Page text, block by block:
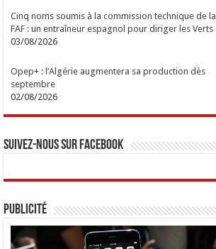
Cinq noms soumis à la commission technique de la
FAF : un entraîneur espagnol pour diriger les Verts
03/08/2026
Opep+ : l’Algérie augmentera sa production dès
septembre
02/08/2026
Suivez-nous sur Facebook
Publicité